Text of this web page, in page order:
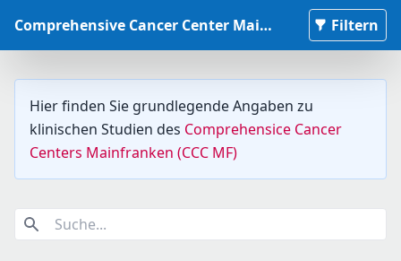
Comprehensive Cancer Center Mainfranken Studiendatenbank Filtern
Hier finden Sie grundlegende Angaben zu
klinischen Studien des Comprehensice Cancer
Centers Mainfranken (CCC MF)
Suche...